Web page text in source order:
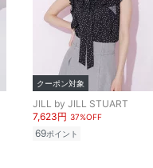
クーポン対象
JILL by JILL STUART
7,623円 37%OFF
69ポイント